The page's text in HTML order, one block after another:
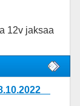
12v jaksaa